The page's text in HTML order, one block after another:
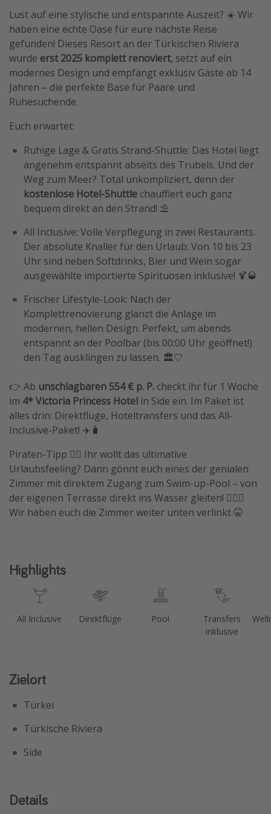
Travel Know How
Silvesterreisen
Last Minute Urlaub Mallorca
Last Minute Urlaub Deutschland
Lust auf eine stylische und entspannte Auszeit? ☀️ Wir
haben eine echte Oase für eure nächste Reise
gefunden! Dieses Resort an der Türkischen Riviera
wurde erst 2025 komplett renoviert, setzt auf ein
modernes Design und empfängt exklusiv Gäste ab 14
Jahren – die perfekte Base für Paare und
Ruhesuchende.
Euch erwartet:
Ruhige Lage & Gratis Strand-Shuttle: Das Hotel liegt
angenehm entspannt abseits des Trubels. Und der
Weg zum Meer? Total unkompliziert, denn der
kostenlose Hotel-Shuttle chauffiert euch ganz
bequem direkt an den Strand! ⛱️
All Inclusive: Volle Verpflegung in zwei Restaurants.
Der absolute Knaller für den Urlaub: Von 10 bis 23
Uhr sind neben Softdrinks, Bier und Wein sogar
ausgewählte importierte Spirituosen inklusive! 🍹🥃
Frischer Lifestyle-Look: Nach der
Komplettrenovierung glänzt die Anlage im
modernen, hellen Design. Perfekt, um abends
entspannt an der Poolbar (bis 00:00 Uhr geöffnet!)
den Tag ausklingen zu lassen. 🏛️🤍
👉 Ab unschlagbaren 554 € p. P. checkt ihr für 1 Woche
im 4* Victoria Princess Hotel in Side ein. Im Paket ist
alles drin: Direktflüge, Hoteltransfers und das All-
Inclusive-Paket! ✈️🧳
Piraten-Tipp 🏴‍☠️ Ihr wollt das ultimative
Urlaubsfeeling? Dann gönnt euch eines der genialen
Zimmer mit direktem Zugang zum Swim-up-Pool – von
der eigenen Terrasse direkt ins Wasser gleiten! 🏊‍♂️✨
Wir haben euch die Zimmer weiter unten verlinkt 🤫
Highlights
All Inclusive Direktflüge Pool
Transfers
inklusive
Zielort
Türkei
Türkische Riviera
Side
Details